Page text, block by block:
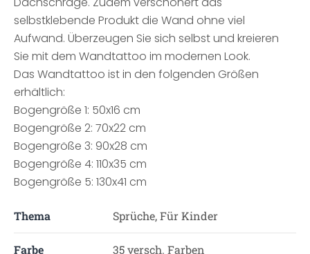
selbstklebende Produkt die Wand ohne viel
Aufwand. Überzeugen Sie sich selbst und kreieren
Sie mit dem Wandtattoo im modernen Look.
Das Wandtattoo ist in den folgenden Größen
erhältlich:
Bogengröße 1: 50x16 cm
Bogengröße 2: 70x22 cm
Bogengröße 3: 90x28 cm
Bogengröße 4: 110x35 cm
Bogengröße 5: 130x41 cm
Thema Sprüche, Für Kinder
Farbe 35 versch. Farben